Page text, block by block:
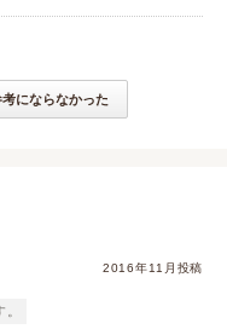
考にならなかった
2016年11月投稿